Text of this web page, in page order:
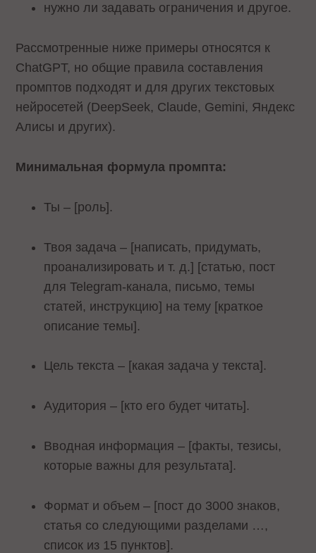
нужно ли задавать ограничения и другое.
Рассмотренные ниже примеры относятся к
ChatGPT, но общие правила составления
промптов подходят и для других текстовых
нейросетей (DeepSeek, Claude, Gemini, Яндекс
Алисы и других).
Минимальная формула промпта:
Ты – [роль].
Твоя задача – [написать, придумать,
проанализировать и т. д.] [статью, пост
для Telegram-канала, письмо, темы
статей, инструкцию] на тему [краткое
описание темы].
Цель текста – [какая задача у текста].
Аудитория – [кто его будет читать].
Вводная информация – [факты, тезисы,
которые важны для результата].
Формат и объем – [пост до 3000 знаков,
статья со следующими разделами …,
список из 15 пунктов].